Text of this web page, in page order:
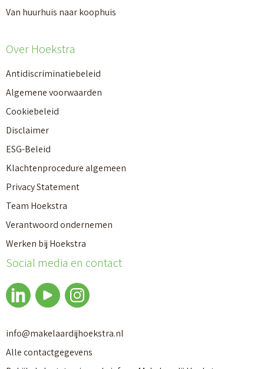
Makelaardij
Van huurhuis naar koophuis
Over Hoekstra
Antidiscriminatiebeleid
Algemene voorwaarden
Cookiebeleid
Disclaimer
ESG-Beleid
Klachtenprocedure algemeen
Privacy Statement
Team Hoekstra
Verantwoord ondernemen
Werken bij Hoekstra
Social media en contact
info@makelaardijhoekstra.nl
Alle contactgegevens